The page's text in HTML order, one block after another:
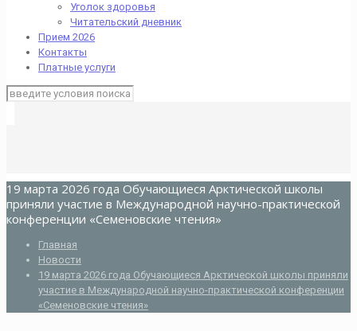
Уголок здоровья
Читательский дневник
Прием 2026
Контакты
Платные услуги
19 марта 2026 года Обучающиеся Арктической школы
приняли участие в Международной научно-практической
конференции «Семеновские чтения»
Главная
Новости
19 марта 2026 года Обучающиеся Арктической школы приняли
участие в Международной научно-практической конференции
«Семеновские чтения»